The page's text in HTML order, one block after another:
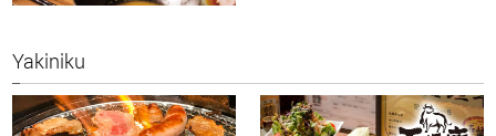
Yakiniku